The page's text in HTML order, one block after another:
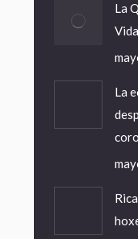
La
La